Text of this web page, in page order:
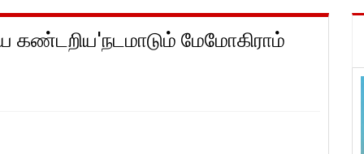
கண்டறிய'நடமாடும் மேமோகிராம்